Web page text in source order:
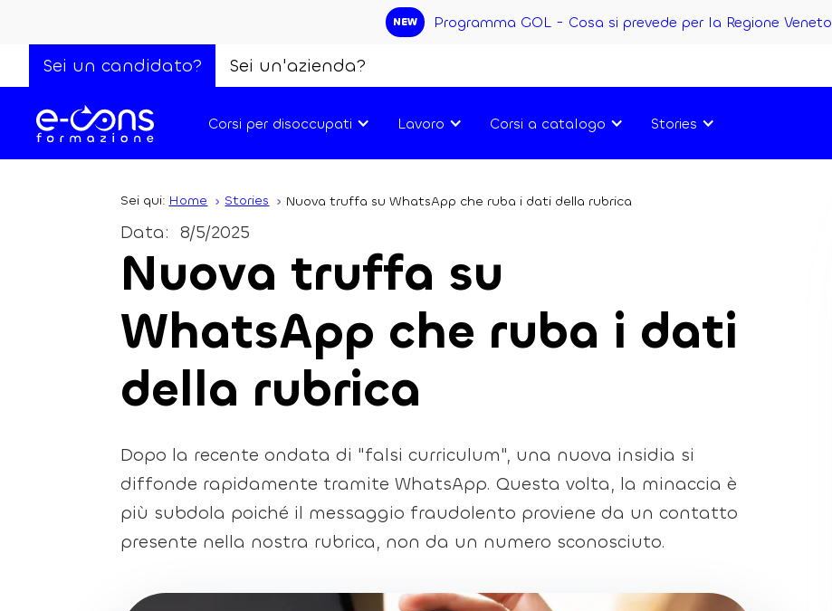
NEW Programma GOL - Cosa si prevede per la Regione Veneto
Sei un candidato? Sei un'azienda?
Corsi per disoccupati Lavoro Corsi a catalogo Stories
Sei qui: Home Stories Nuova truffa su WhatsApp che ruba i dati della rubrica
8/5/2025
Data:
Nuova truffa su
WhatsApp che ruba i dati
della rubrica
Dopo la recente ondata di "falsi curriculum", una nuova insidia si
diffonde rapidamente tramite WhatsApp. Questa volta, la minaccia è
più subdola poiché il messaggio fraudolento proviene da un contatto
presente nella nostra rubrica, non da un numero sconosciuto.